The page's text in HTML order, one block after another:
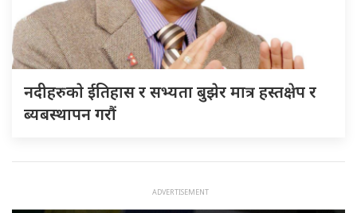
नदीहरुकाे ईतिहास र सभ्यता बुझेर मात्र हस्तक्षेप र
ब्यबस्थापन गराैं